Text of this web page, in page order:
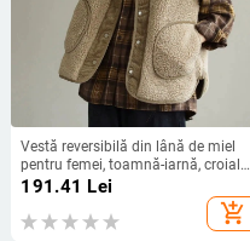
Vestă reversibilă din lână de miel
pentru femei, toamnă-iarnă, croială
lejeră, fără mâneci, corduroy
191.41 Lei
add_shopping_cart